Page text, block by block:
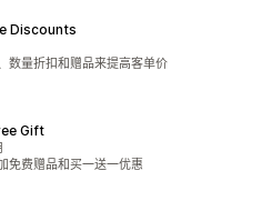
Discounts
数量折扣和赠品来提高客单价
Gift
免费赠品和买一送一优惠